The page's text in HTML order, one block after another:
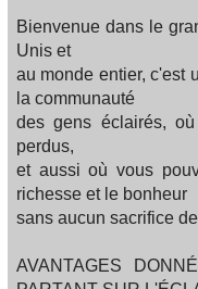
Bienvenue dans le
Unis et
au monde entier, c'est
la communauté
des gens éclairés,
perdus,
et aussi où vous
richesse et le bonheur
sans aucun sacrifice
AVANTAGES